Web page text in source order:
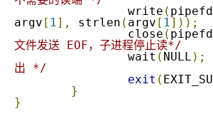
		write
( pipefd
argv [ 1 ], strlen ( argv [ 1 ]));
		close
( pipefd
文件发送 EOF，子进程停止读*/
		wait
( NULL );
出 */
exit (
}
}